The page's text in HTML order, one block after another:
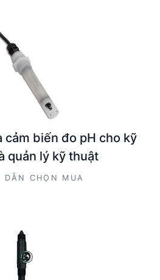
cảm biến đo pH cho kỹ
quản lý kỹ thuật
DẪN CHỌN MUA